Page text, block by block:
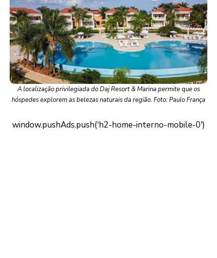
A localização privilegiada do Daj Resort & Marina permite que os
hóspedes explorem as belezas naturais da região. Foto: Paulo França